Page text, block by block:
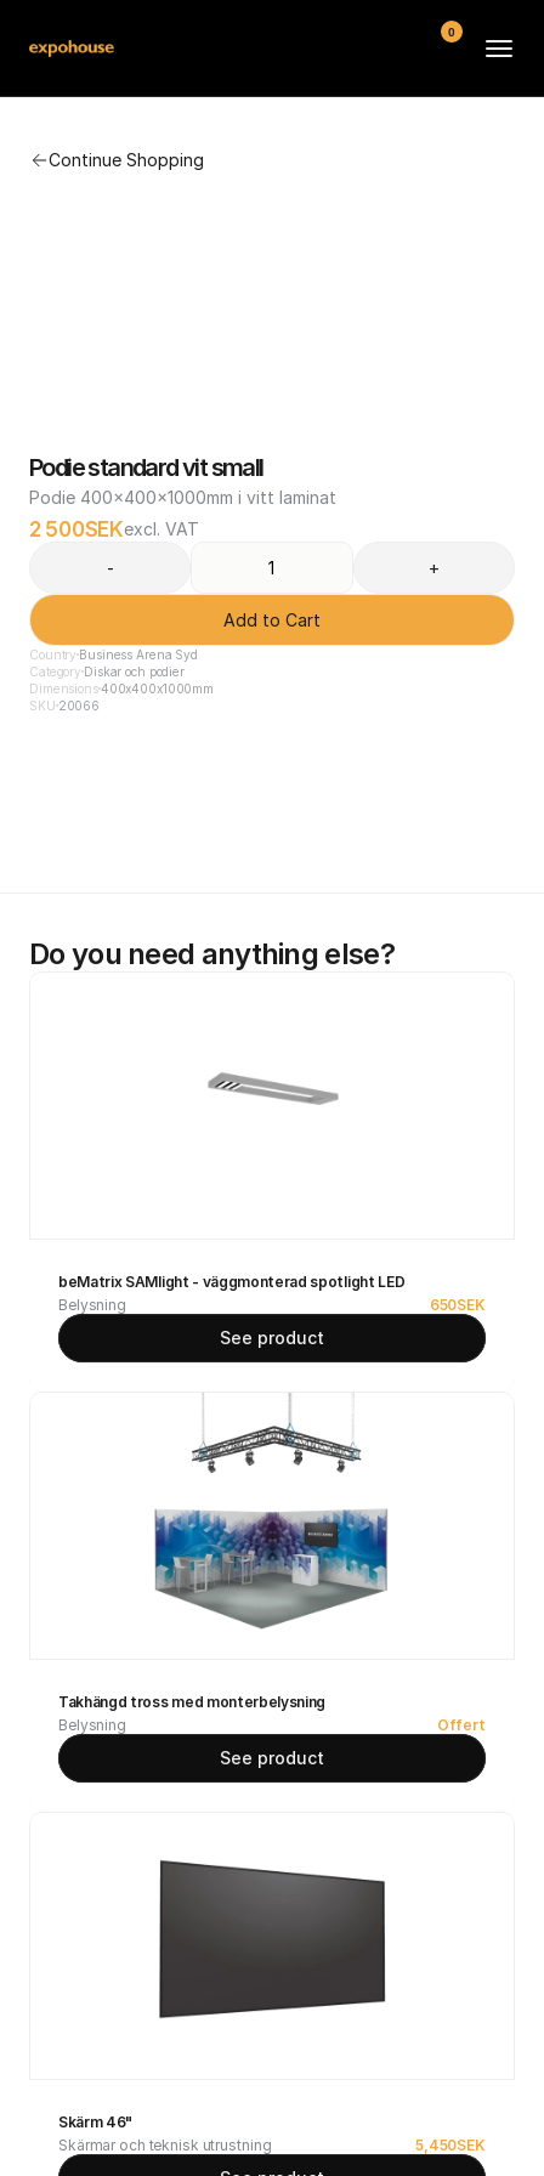
Continue Shopping
Podie standard vit small
Podie 400x400x1000mm i vitt laminat
2 500SEKexcl. VAT
-
+
Add to Cart
Country Business Arena Syd
Category Diskar och podier
Dimensions400x400x1000mm
SKU 20066
Do you need anything else?
beMatrix SAMlight - väggmonterad spotlight LED
Belysning
650SEK
See product
Takhängd tross med monterbelysning
Belysning
Offert
See product
Skärm 46"
Skärmar och teknisk utrustning
5,450SEK
0